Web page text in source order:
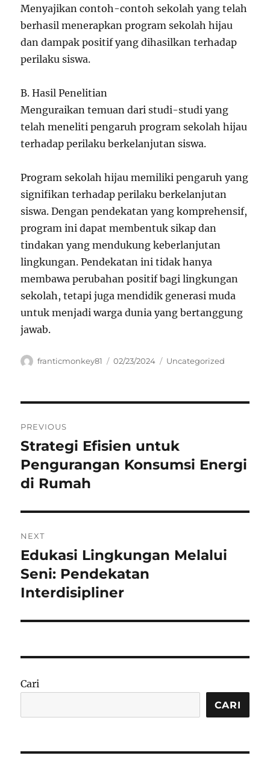
Menyajikan contoh-contoh sekolah yang telah
berhasil menerapkan program sekolah hijau
dan dampak positif yang dihasilkan terhadap
perilaku siswa.
B. Hasil Penelitian
Menguraikan temuan dari studi-studi yang
telah meneliti pengaruh program sekolah hijau
terhadap perilaku berkelanjutan siswa.
Program sekolah hijau memiliki pengaruh yang
signifikan terhadap perilaku berkelanjutan
siswa. Dengan pendekatan yang komprehensif,
program ini dapat membentuk sikap dan
tindakan yang mendukung keberlanjutan
lingkungan. Pendekatan ini tidak hanya
membawa perubahan positif bagi lingkungan
sekolah, tetapi juga mendidik generasi muda
untuk menjadi warga dunia yang bertanggung
jawab.
Author
franticmonkey81
Posted
02/23/2024 Categories
Uncategorized
pos
PREVIOUS
Previous
post:
Strategi Efisien untuk
Pengurangan Konsumsi Energi
di Rumah
NEXT
Next
post:
Edukasi Lingkungan Melalui
Seni: Pendekatan
Interdisipliner
Cari
CARI